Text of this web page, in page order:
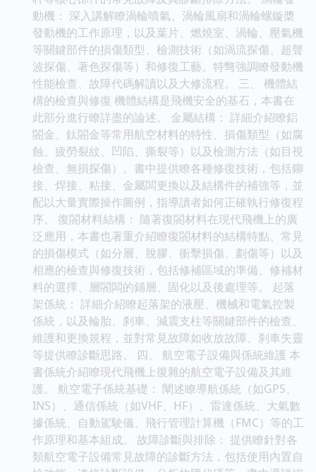
動機： 深入講解瞭渦輪噴氣、渦輪風扇和渦輪螺鏇槳
發動機的工作原理，以及葉片、燃燒室、渦輪、壓氣機
等關鍵部件的損傷類型、檢測技術（如渦流探傷、超聲
波探傷、著色探傷等）和修復工藝。特彆強調瞭發動機
性能檢查、故障代碼解讀以及大修流程。 三、 機體結
構的檢查與修復 機體結構是飛機安全的基石，本書在
此部分進行瞭詳盡的論述。 金屬結構： 詳細介紹瞭鋁
閤金、鈦閤金等常用航空材料的特性、損傷類型（如腐
蝕、疲勞裂紋、凹陷、撕裂等）以及檢測方法（如目視
檢查、無損探傷）。書中提供瞭各種修復技術，包括鉚
接、焊接、粘接、金屬闆更換以及結構件的補強等，並
配以大量實際操作圖例，指導讀者如何正確執行修復程
序。 復閤材料結構： 隨著復閤材料在現代飛機上的廣
泛應用，本書也著重介紹瞭復閤材料的結構特點、常見
的損傷模式（如分層、脫膠、衝擊損傷、劃傷等）以及
相應的檢查與修復技術，包括修補區域的準備、修補材
料的選擇、層閤闆的鋪層、固化以及後處理等。 起落
架係統： 詳細介紹瞭起落架的液壓、機械和電氣控製
係統，以及輪胎、刹車、減震支柱等關鍵部件的檢查、
維護和更換規程，並對常見故障如收放故障、刹車失靈
等提供瞭診斷思路。 四、 航空電子設備與係統維護 本
書係統介紹瞭現代飛機上復雜的航空電子設備及其維
護。 航空電子係統基礎： 闡述瞭導航係統（如GPS、
INS）、通信係統（如VHF、HF）、雷達係統、大氣數
據係統、自動駕駛儀、飛行管理計算機（FMC）等的工
作原理和基本組成。 故障診斷與排除： 提供瞭針對各
類航空電子設備常見故障的診斷方法，包括使用內置自